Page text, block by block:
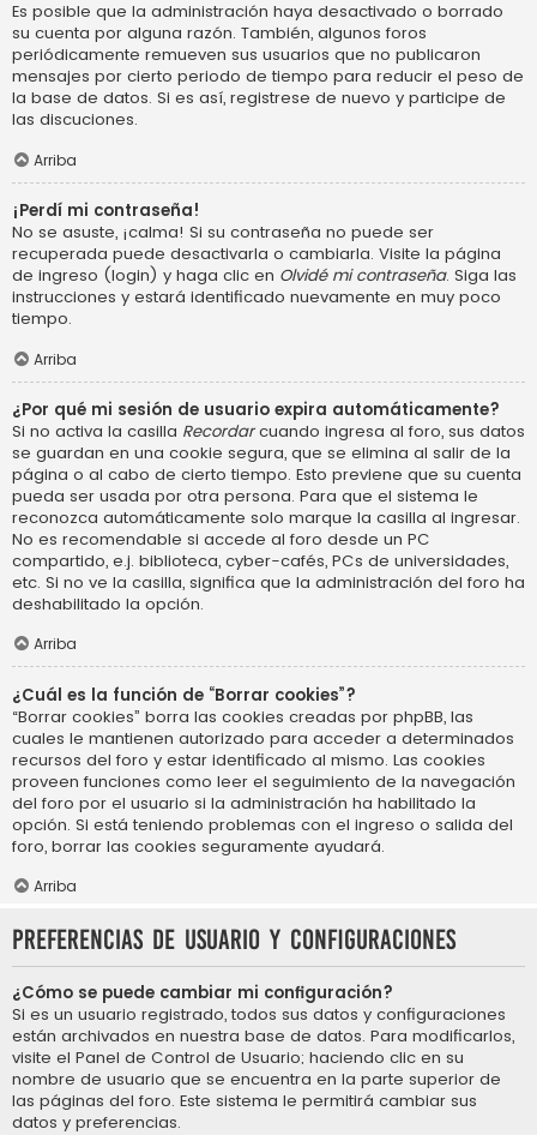
Es posible que la administración haya desactivado o borrado
su cuenta por alguna razón. También, algunos foros
periódicamente remueven sus usuarios que no publicaron
mensajes por cierto periodo de tiempo para reducir el peso de
la base de datos. Si es así, registrese de nuevo y participe de
las discuciones.
Arriba
¡Perdí mi contraseña!
No se asuste, ¡calma! Si su contraseña no puede ser
recuperada puede desactivarla o cambiarla. Visite la página
de ingreso (login) y haga clic en Olvidé mi contraseña. Siga las
instrucciones y estará identificado nuevamente en muy poco
tiempo.
Arriba
¿Por qué mi sesión de usuario expira automáticamente?
Si no activa la casilla Recordarcuando ingresa al foro, sus datos
se guardan en una cookie segura, que se elimina al salir de la
página o al cabo de cierto tiempo. Esto previene que su cuenta
pueda ser usada por otra persona. Para que el sistema le
reconozca automáticamente solo marque la casilla al ingresar.
No es recomendable si accede al foro desde un PC
compartido, e.j. biblioteca, cyber-cafés, PCs de universidades,
etc. Si no ve la casilla, significa que la administración del foro ha
deshabilitado la opción.
Arriba
¿Cuál es la función de “Borrar cookies”?
“Borrar cookies” borra las cookies creadas por phpBB, las
cuales le mantienen autorizado para acceder a determinados
recursos del foro y estar identificado al mismo. Las cookies
proveen funciones como leer el seguimiento de la navegación
del foro por el usuario si la administración ha habilitado la
opción. Si está teniendo problemas con el ingreso o salida del
foro, borrar las cookies seguramente ayudará.
Arriba
Preferencias de usuario y configuraciones
¿Cómo se puede cambiar mi configuración?
Si es un usuario registrado, todos sus datos y configuraciones
están archivados en nuestra base de datos. Para modificarlos,
visite el Panel de Control de Usuario; haciendo clic en su
nombre de usuario que se encuentra en la parte superior de
las páginas del foro. Este sistema le permitirá cambiar sus
datos y preferencias.